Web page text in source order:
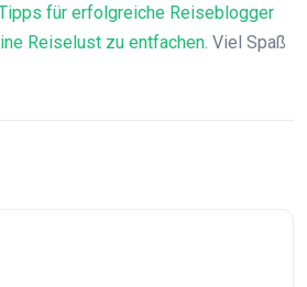
für erfolgreiche Reiseblogger
Reiselust zu entfachen. Viel Spaß